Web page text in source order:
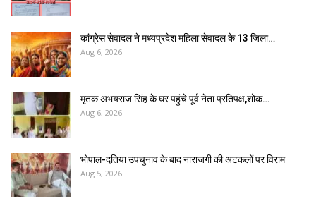
कांग्रेस सेवादल ने मध्यप्रदेश महिला सेवादल के 13 जिला…
Aug 6, 2026
मृतक अभयराज सिंह के घर पहुंचे पूर्व नेता प्रतिपक्ष,शोक…
Aug 6, 2026
भोपाल-दतिया उपचुनाव के बाद नाराजगी की अटकलों पर विराम
Aug 5, 2026